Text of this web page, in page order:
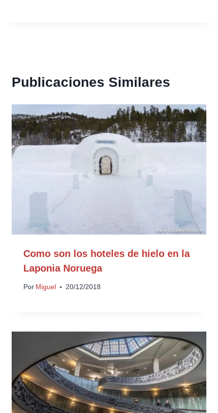
Publicaciones Similares
Como son los hoteles de hielo en la
Laponia Noruega
Por Miguel 20/12/2018